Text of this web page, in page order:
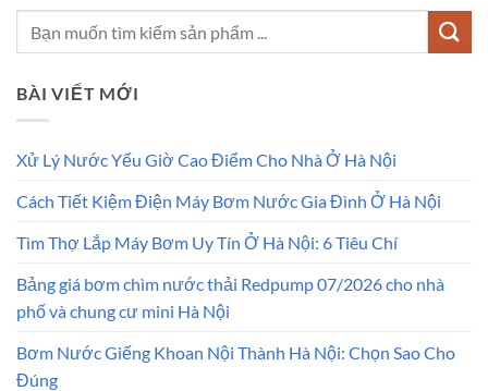
BÀI VIẾT MỚI
Xử Lý Nước Yếu Giờ Cao Điểm Cho Nhà Ở Hà Nội
Cách Tiết Kiệm Điện Máy Bơm Nước Gia Đình Ở Hà Nội
Tìm Thợ Lắp Máy Bơm Uy Tín Ở Hà Nội: 6 Tiêu Chí
Bảng giá bơm chìm nước thải Redpump 07/2026 cho nhà
phố và chung cư mini Hà Nội
Bơm Nước Giếng Khoan Nội Thành Hà Nội: Chọn Sao Cho
Đúng